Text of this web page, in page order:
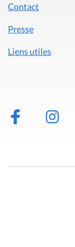
Contact
Presse
Liens utiles